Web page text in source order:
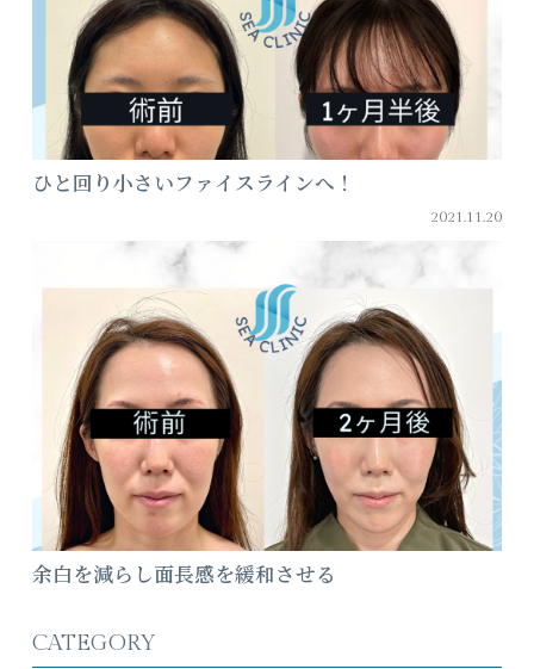
ひと回り小さいファイスラインへ！
2021.11.20
余白を減らし面長感を緩和させる
CATEGORY